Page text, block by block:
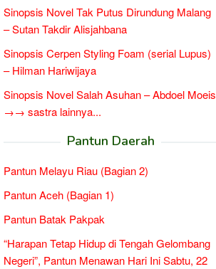
Sinopsis Novel Tak Putus Dirundung Malang
– Sutan Takdir Alisjahbana
Sinopsis Cerpen Styling Foam (serial Lupus)
– Hilman Hariwijaya
Sinopsis Novel Salah Asuhan – Abdoel Moeis
→→ sastra lainnya...
Pantun Daerah
Pantun Melayu Riau (Bagian 2)
Pantun Aceh (Bagian 1)
Pantun Batak Pakpak
“Harapan Tetap Hidup di Tengah Gelombang
Negeri”, Pantun Menawan Hari Ini Sabtu, 22